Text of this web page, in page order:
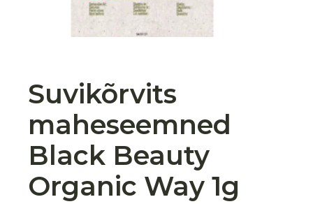
Suvikõrvits
maheseemned
Black Beauty
Organic Way 1g